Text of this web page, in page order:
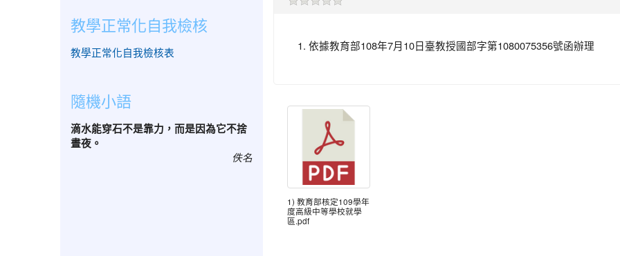
依據教育部108年7月10日臺教授國部字第1080075356號函辦理
1) 教育部核定109學年
度高級中等學校就學
區.pdf
教學正常化自我檢核
教學正常化自我檢核表
隨機小語
滴水能穿石不是靠力，而是因為它不捨
晝夜。
佚名